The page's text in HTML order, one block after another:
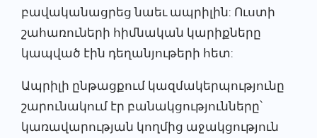
բավականացրեց նաեւ ապրիլին: Ուստի
շահառուների հիմնական կարիքները
կապված էին դեղանյութերի հետ:
Ապրիլի ընթացքում կազմակերպությունը
շարունակում էր բանակցությունները՝
կառավարության կողմից աջակցություն